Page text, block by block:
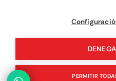
PERMITIR
IT-
Vuelvo en un
nuestro horario de